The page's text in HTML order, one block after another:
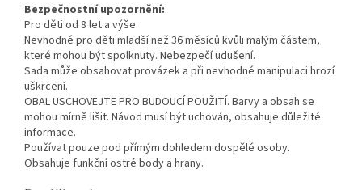
Bezpečnostní upozornění:
Pro děti od 8 let a výše.
Nevhodné pro děti mladší než 36 měsíců kvůli malým částem,
které mohou být spolknuty. Nebezpečí udušení.
Sada může obsahovat provázek a při nevhodné manipulaci hrozí
uškrcení.
OBAL USCHOVEJTE PRO BUDOUCÍ POUŽITÍ. Barvy a obsah se
mohou mírně lišit. Návod musí být uchován, obsahuje důležité
informace.
Používat pouze pod přímým dohledem dospělé osoby.
Obsahuje funkční ostré body a hrany.